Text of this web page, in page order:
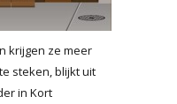
krijgen ze meer
steken, blijkt uit
in Kort